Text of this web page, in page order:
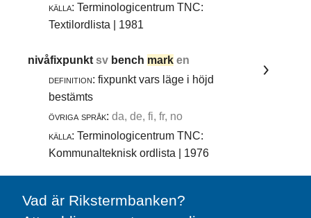
källa: Terminologicentrum TNC:
Textilordlista | 1981
nivåfixpunktsv bench mark en
definition: fixpunkt vars läge i höjd
bestämts
övriga språk: da, de, fi, fr, no
källa: Terminologicentrum TNC:
Kommunalteknisk ordlista | 1976
Vad är Rikstermbanken?